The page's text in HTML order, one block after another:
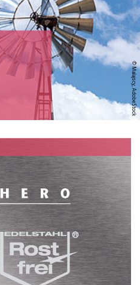
© Malajscy, AdobeStock